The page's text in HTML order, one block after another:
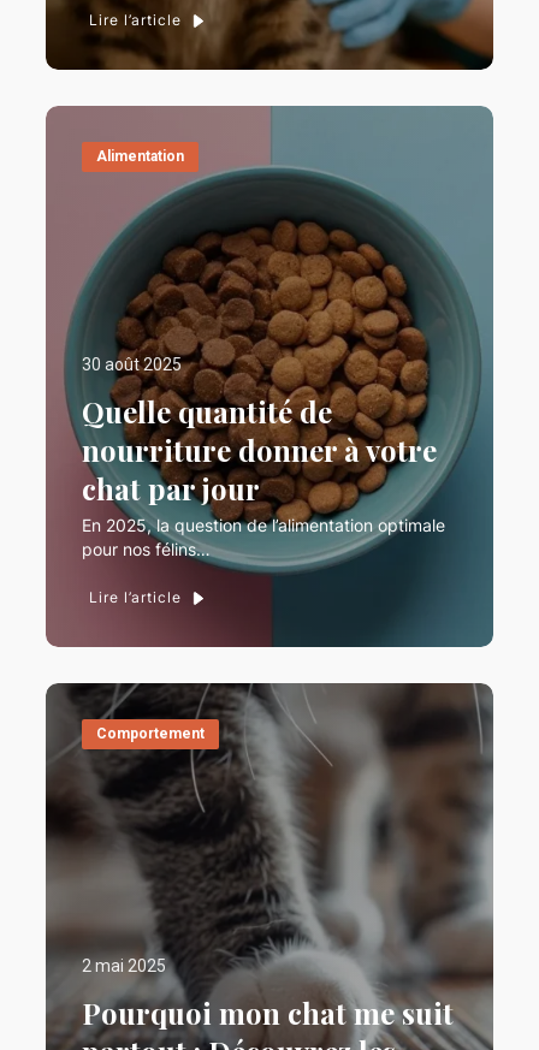
Lire l’article
Alimentation
30 août 2025
Quelle quantité de
nourriture donner à votre
chat par jour
En 2025, la question de l’alimentation optimale
pour nos félins…
Lire l’article
Comportement
2 mai 2025
Pourquoi mon chat me suit